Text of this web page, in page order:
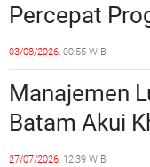
Percepat
Prioritas,
Realisasi
Lampaui 50
03/08/2026, 00:55 WIB
Manajemen
Batam Akui
Minta Maaf,
27/07/2026, 12:39 WIB